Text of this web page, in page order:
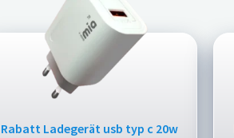
Rabatt Ladegerät usb typ c 20w